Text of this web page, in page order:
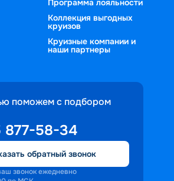
Коллекция выгодных
круизов
Круизные компании и
наши партнеры
поможем с подбором
877-58-34
обратный звонок
звонок ежедневно